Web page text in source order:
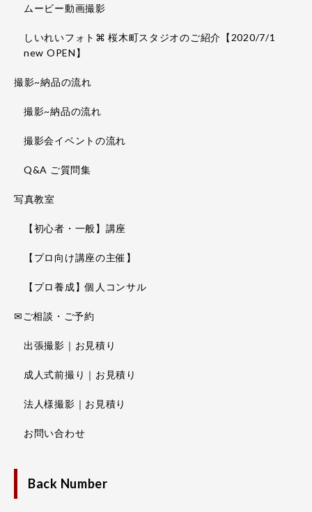
ムービー動画撮影
しいれいフォト⌘ 桜木町スタジオのご紹介【2020/7/1
new OPEN】
撮影~納品の流れ
撮影~納品の流れ
撮影会イベントの流れ
Q&A ご質問集
写真教室
【初心者・一般】講座
【プロ向け講座の主催】
【プロ養成】個人コンサル
✉ご相談・ご予約
出張撮影｜お見積り
成人式前撮り｜お見積り
法人様撮影｜お見積り
お問い合わせ
Back Number